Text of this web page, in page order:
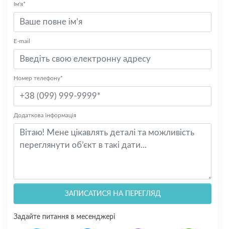
Ім'я*
E-mail
Номер телефону*
Додаткова інформація
ЗАПИСАТИСЯ НА ПЕРЕГЛЯД
Задайте питання в месенджері